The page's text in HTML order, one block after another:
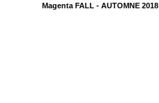
Magenta FALL - AUTOMNE 2018